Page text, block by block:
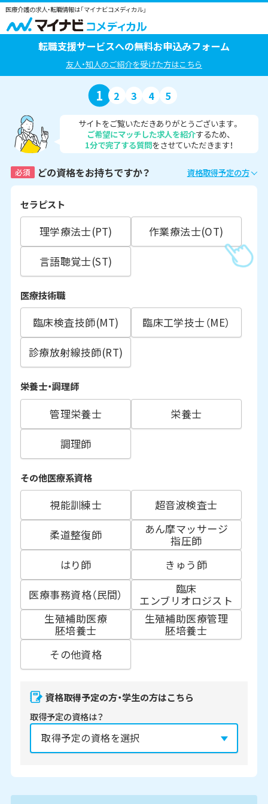
医療介護の求人・転職情報は「マイナビコメディカル」
転職支援サービスへの無料お申込みフォーム
友人・知人のご紹介を受けた方はこちら
1 2 3 4 5
サイトをご覧いただきありがとうございます。
ご希望にマッチした求人を紹介するため、
1分で完了する質問をさせていただきます！
必須 どの資格をお持ちですか？ 資格取得予定の方
セラピスト
理学療法士(PT)
作業療法士(OT)
言語聴覚士(ST)
医療技術職
臨床検査技師(MT)
臨床工学技士（ME）
診療放射線技師(RT)
栄養士・調理師
管理栄養士
栄養士
調理師
その他医療系資格
視能訓練士
超音波検査士
柔道整復師
あん摩マッサージ
指圧師
はり師
きゅう師
医療事務資格（民間）
臨床
エンブリオロジスト
生殖補助医療
胚培養士
生殖補助医療管理
胚培養士
その他資格
資格取得予定の方・学生の方はこちら
取得予定の資格は？
2027年 2028年 2029年 3月